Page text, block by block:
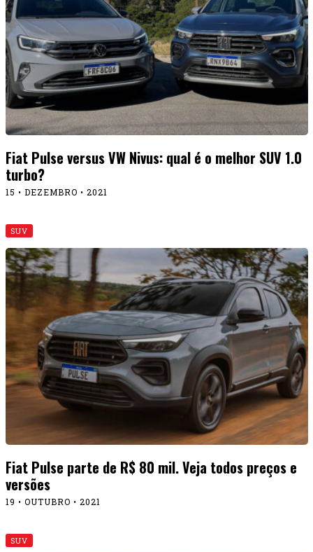
Fiat Pulse versus VW Nivus: qual é o melhor SUV 1.0
turbo?
15 • DEZEMBRO • 2021
SUV
Fiat Pulse parte de R$ 80 mil. Veja todos preços e
versões
19 • OUTUBRO • 2021
SUV